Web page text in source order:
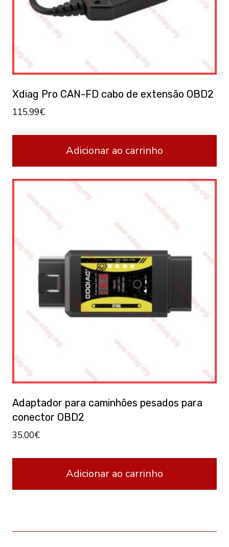
Xdiag Pro CAN-FD cabo de extensão OBD2
115.99€
Adicionar ao carrinho
Adaptador para caminhões pesados para
conector OBD2
35.00€
Adicionar ao carrinho